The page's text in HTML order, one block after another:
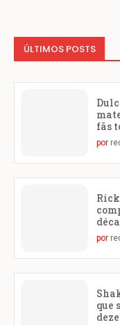
ÚLTIMOS POSTS
fãs
por
por
que